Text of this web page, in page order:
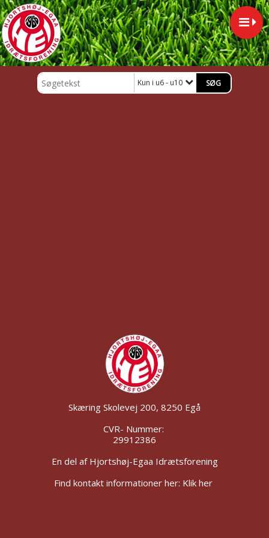
Kun i u6 - u10
Skæring Skolevej 200, 8250 Egå
CVR- Nummer:
29912386
En del af Hjortshøj-Egaa Idrætsforening
Find kontakt informationer her: Klik her